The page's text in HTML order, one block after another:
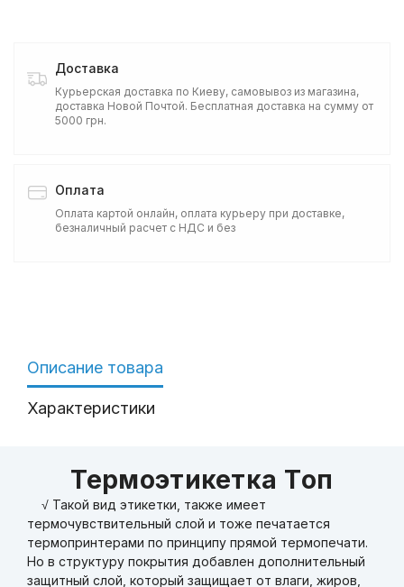
Доставка
Курьерская доставка по Киеву, самовывоз из магазина,
доставка Новой Почтой. Бесплатная доставка на сумму от
5000 грн.
Оплата
Оплата картой онлайн, оплата курьеру при доставке,
безналичный расчет с НДС и без
Описание товара
Характеристики
Термоэтикетка Tоп
√ Такой вид этикетки, также имеет
термочувствительный слой и тоже печатается
термопринтерами по принципу прямой термопечати.
Но в структуру покрытия добавлен дополнительный
защитный слой, который защищает от влаги, жиров,